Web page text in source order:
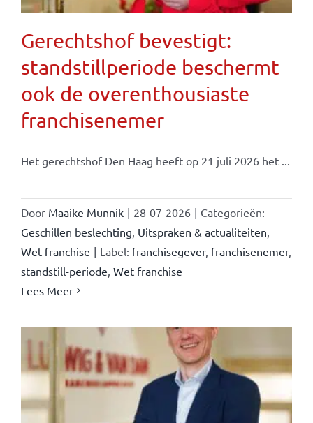
Gerechtshof bevestigt:
standstillperiode beschermt
ook de overenthousiaste
franchisenemer
Het gerechtshof Den Haag heeft op 21 juli 2026 het ...
Door Maaike Munnik | 28-07-2026 | Categorieën:
Geschillen beslechting Uitspraken & actualiteiten
Wet franchise | Label: franchisegever, franchisenemer,
standstill-periode Wet franchise
Lees Meer